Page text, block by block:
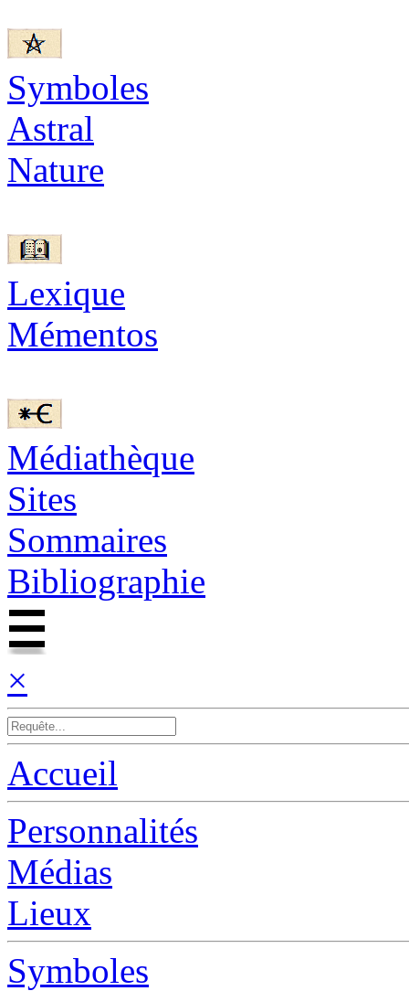
Symboles
Astral
Nature
Lexique
Mémentos
Médiathèque
Sites
Sommaires
Bibliographie
×
Accueil
Personnalités
Médias
Lieux
Symboles